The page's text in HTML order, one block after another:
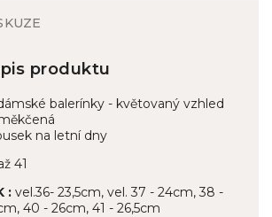
produktu
balerínky - květovaný vzhled
na letní dny
41
: vel.36- 23,5cm, vel. 37 - 24cm, 38 -
40 - 26cm, 41 - 26,5cm